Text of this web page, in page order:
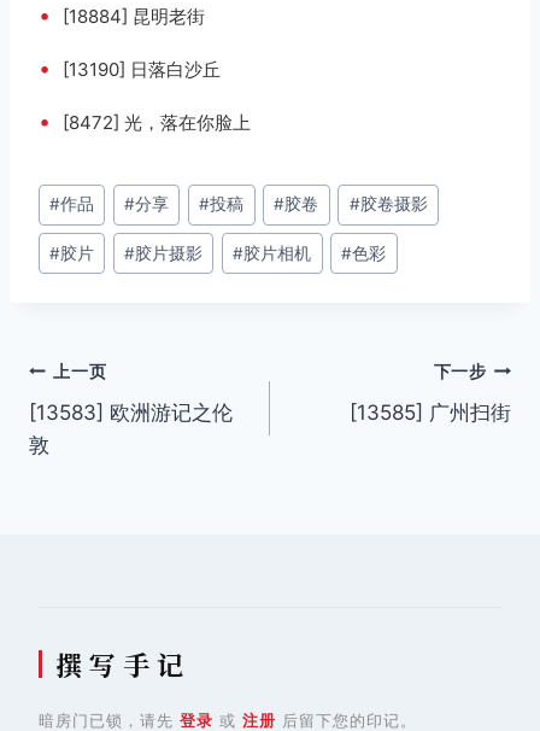
• [18884] 昆明老街
• [13190] 日落白沙丘
• [8472] 光，落在你脸上
文
章
标
#作品 #分享 #投稿 #胶卷 #胶卷摄影
#胶片 #胶片摄影 #胶片相机 #色彩
文
章
上一页
[13583] 欧洲游记之伦
敦
下一步
[13585] 广州扫街
撰 写 手 记
暗房门已锁，请先 登录 或 注册 后留下您的印记。